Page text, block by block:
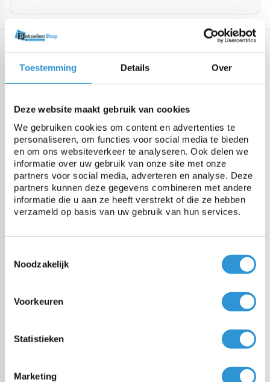
Toestemming Details Over
Deze website maakt gebruik van cookies
We gebruiken cookies om content en advertenties te
personaliseren, om functies voor social media te bieden
en om ons websiteverkeer te analyseren. Ook delen we
informatie over uw gebruik van onze site met onze
partners voor social media, adverteren en analyse. Deze
partners kunnen deze gegevens combineren met andere
informatie die u aan ze heeft verstrekt of die ze hebben
verzameld op basis van uw gebruik van hun services.
Noodzakelijk
Voorkeuren
Statistieken
Marketing
Spécifications
Tissu
HDPE toile de bandelettes, LDPE
Poids 150 gr/m²
Résistance à la rupture 750 N/5cm
Résistance à la temperature
Vragen over dit product: